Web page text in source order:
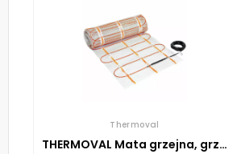
Thermoval
THERMOVAL Mata grzejna, grzewcza, elektryczna pod płytki TV TO 50 170 W/m² – 9m²